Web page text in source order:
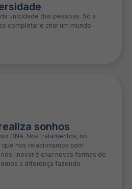
unicidade das pessoas. Só a
completar e criar um mundo
sonhos
DNA. Nos tratamentos, no
nos relacionamos com
inovar é criar novas formas de
a diferença fazendo